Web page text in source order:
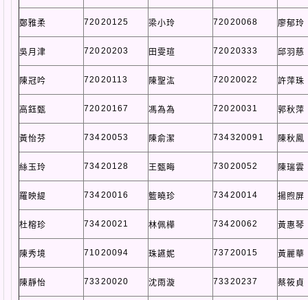
鄭雅柔 72020125 梁小玲 72020068 廖郁玲
吳月津 72020203 田雯瑄 72020333 邱羽慈
陳冠吟 72020113 陳聖汯 72020022 許萍珠
高鈺甄 72020167 馮為為 72020031 郭秋萍
黃怡芬 73420053 陳俞潔 734320091 陳秋鳳
絲玉玲 73420128 王甄晦 73020052 陳瑞雲
羅映緹 73420016 籃曉珍 73420014 揚煦屏
杜榕珍 73420021 林佩樺 73420062 黃惠琴
陳秀境 71020094 珠讌妮 73720015 黃麗華
陳靜怡 73320020 沈雨漩 73320237 蔡筱貞